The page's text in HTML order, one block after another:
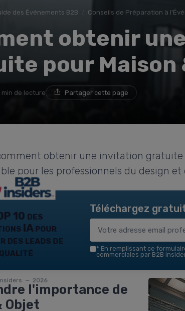
des Événements B2B Conseils de Préparation à
obtenir
pour Maison
min de lecture Partager cette page
obtenir une invitation
pour les professionnels du design et
10 des
IA pour
des leads de
qualité
— 2026
Téléchargez
* En remplissant ce
commerciales par B2B
l'importance de
Objet